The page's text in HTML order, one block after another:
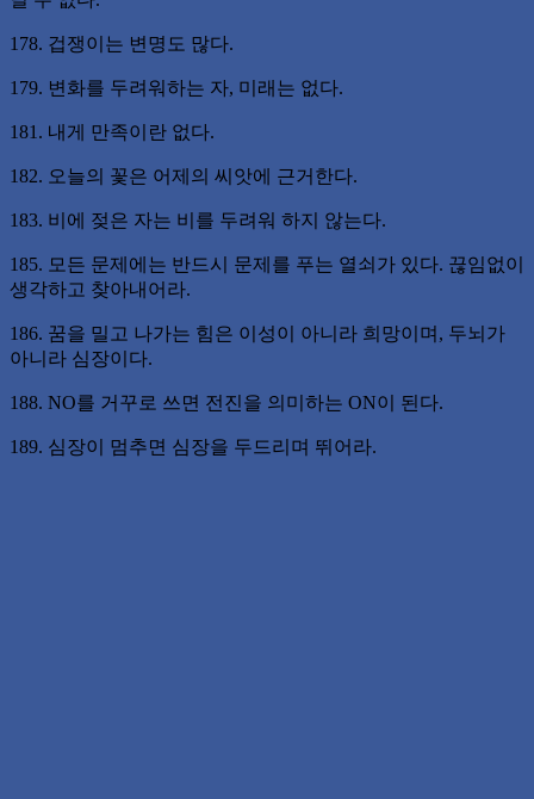
178. 겁쟁이는 변명도 많다.
179. 변화를 두려워하는 자, 미래는 없다.
181. 내게 만족이란 없다.
182. 오늘의 꽃은 어제의 씨앗에 근거한다.
183. 비에 젖은 자는 비를 두려워 하지 않는다.
185. 모든 문제에는 반드시 문제를 푸는 열쇠가 있다. 끊임없이
생각하고 찾아내어라.
186. 꿈을 밀고 나가는 힘은 이성이 아니라 희망이며, 두뇌가
아니라 심장이다.
188. NO를 거꾸로 쓰면 전진을 의미하는 ON이 된다.
189. 심장이 멈추면 심장을 두드리며 뛰어라.